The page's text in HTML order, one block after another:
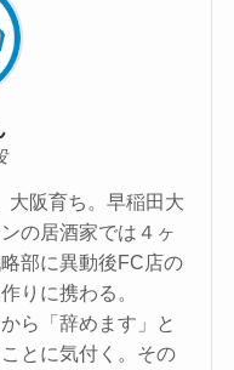
大阪育ち。早稲田大
の居酒家では４ヶ
部に異動後FC店の
りに携わる。
ら「辞めます」と
とに気付く。その